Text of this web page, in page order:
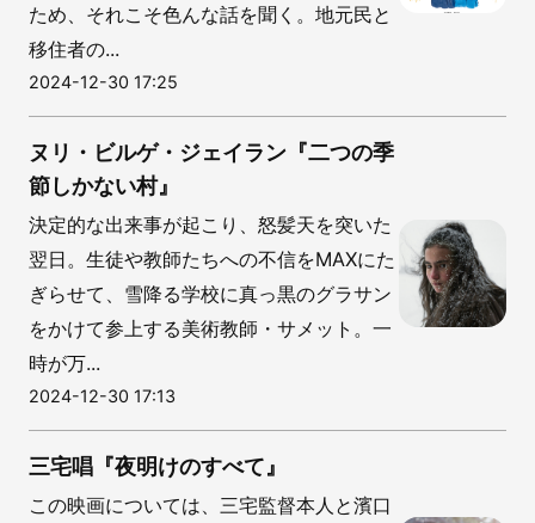
ため、それこそ色んな話を聞く。地元民と
移住者の...
2024-12-30 17:25
ヌリ・ビルゲ・ジェイラン『二つの季
節しかない村』
決定的な出来事が起こり、怒髪天を突いた
翌日。生徒や教師たちへの不信をMAXにた
ぎらせて、雪降る学校に真っ黒のグラサン
をかけて参上する美術教師・サメット。一
時が万...
2024-12-30 17:13
三宅唱『夜明けのすべて』
この映画については、三宅監督本人と濱口